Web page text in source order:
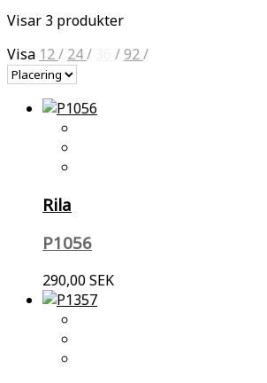
Visar 3 produkter
Visa 12/ 24/ /92/
Rila
P1056
290,00 SEK